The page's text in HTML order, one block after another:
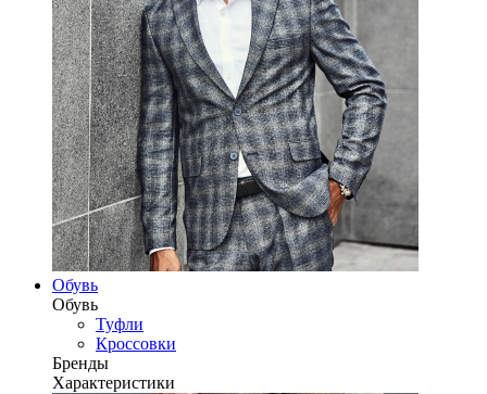
Обувь
Обувь
Туфли
Кроссовки
Бренды
Характеристики